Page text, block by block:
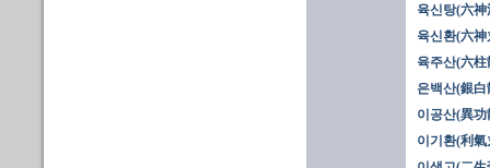
육신탕(六神
육신환(六神
육주산(六柱
은백산(銀白
이공산(異
이기환(利氣